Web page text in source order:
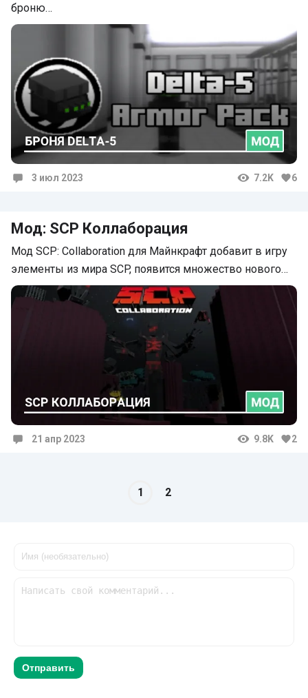
броню…
3 июл 2023 7.2K 6
Мод: SCP Коллаборация
Мод SCP: Collaboration для Майнкрафт добавит в игру
элементы из мира SCP, появится множество нового…
21 апр 2023 9.8K 2
1 2
Отправить